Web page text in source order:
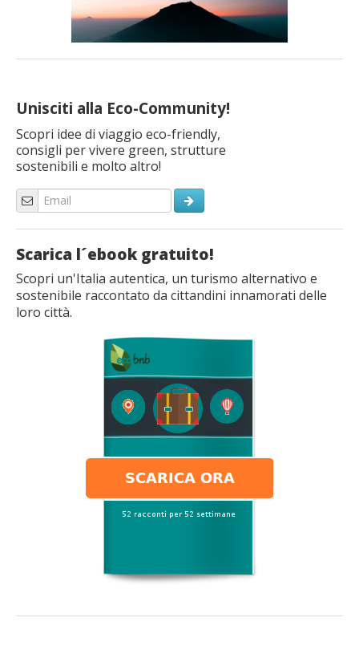
Unisciti alla Eco-Community!
Scopri idee di viaggio eco-friendly,
consigli per vivere green, strutture
sostenibili e molto altro!
Scarica l´ebook gratuito!
Scopri un'Italia autentica, un turismo alternativo e
sostenibile raccontato da cittandini innamorati delle
loro città.